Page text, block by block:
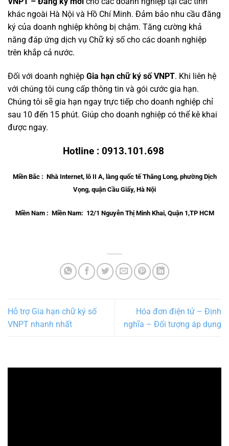
khác ngoài Hà Nội và Hồ Chí Minh. Đảm bảo nhu cầu đăng
ký của doanh nghiệp không bị chậm. Tăng cường khả
năng đáp ứng dịch vụ Chữ ký số cho các doanh nghiệp
trên khắp cả nước.
Đối với doanh nghiệp Gia hạn chữ ký số VNPT. Khi liên hệ
với chúng tôi cung cấp thông tin và gói cước gia hạn.
Chúng tôi sẽ gia hạn ngay trực tiếp cho doanh nghiệp chỉ
sau 10 đến 15 phút. Giúp cho doanh nghiệp có thể kê khai
được ngay.
Hotline : 0913.101.698
Miền Bắc : Nhà Internet, lô II A, làng quốc tế Thăng Long, phường Dịch
Vọng, quận Cầu Giấy, Hà Nội
Miền Nam : Miền Nam: 12/1 Nguyễn Thị Minh Khai, Quận 1,TP HCM
Hỗ trợ Gia hạn chữ ký số
VNPT nhanh nhất
Hóa đơn điện tử – Định
nghĩa – Đối tượng áp dụng